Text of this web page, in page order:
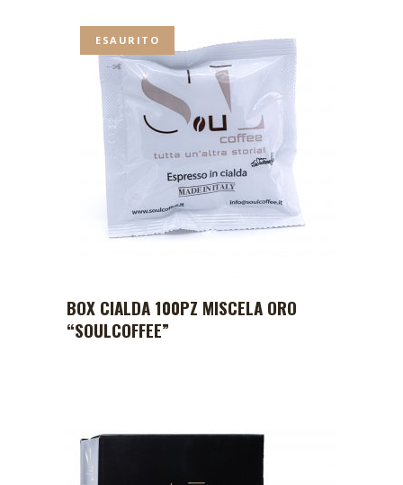
ESAURITO
BOX CIALDA 100PZ MISCELA ORO
“SOULCOFFEE”